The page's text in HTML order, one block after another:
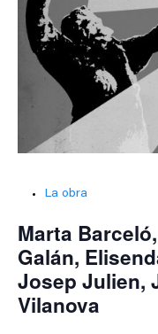
La obra
Marta
Galán,
Josep Julien,
Vilanova